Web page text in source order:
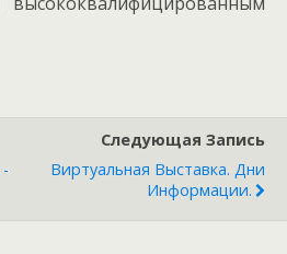
Следующая Запись
Виртуальная Выставка. Дни
Информации.